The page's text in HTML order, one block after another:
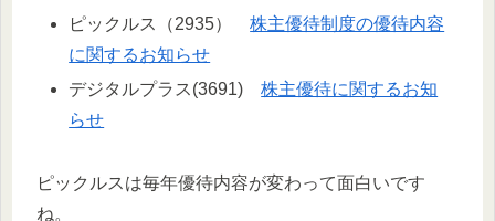
ピックルス（2935）株主優待制度の優待内容
に関するお知らせ
デジタルプラス(3691)株主優待に関するお知
らせ
ピックルスは毎年優待内容が変わって面白いです
ね。